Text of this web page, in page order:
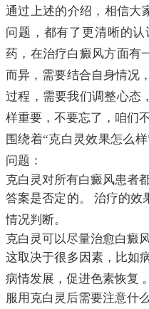
通过上述的介绍，相信大
问题，都有了更清晰的
药，在治疗白癜风方面有
而异，需要结合自身情况
过程，需要我们调整心态
样重要，不要忘了，咱们
围绕着“克白灵效果怎么
问题：
克白灵对所有白癜风患者
答案是否定的。 治疗的效
情况判断。
克白灵可以尽量治愈白癜
这取决于很多因素，比如
病情发展，促进色素恢复 。
服用克白灵后需要注意什